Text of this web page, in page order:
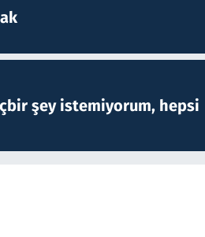
şey istemiyorum, hepsi